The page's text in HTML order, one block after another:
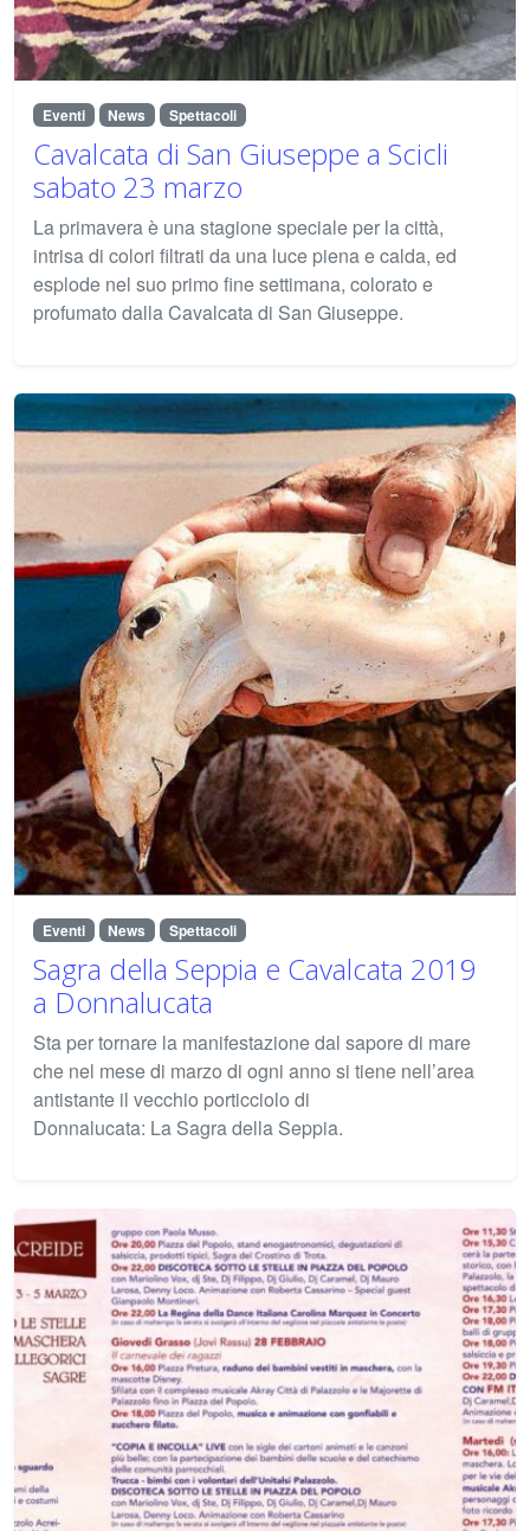
Eventi News Spettacoli
Cavalcata di San Giuseppe a Scicli
sabato 23 marzo
La primavera è una stagione speciale per la città,
intrisa di colori filtrati da una luce piena e calda, ed
esplode nel suo primo fine settimana, colorato e
profumato dalla Cavalcata di San Giuseppe.
Eventi News Spettacoli
Sagra della Seppia e Cavalcata 2019
a Donnalucata
Sta per tornare la manifestazione dal sapore di mare
che nel mese di marzo di ogni anno si tiene nell’area
antistante il vecchio porticciolo di
Donnalucata: La Sagra della Seppia.